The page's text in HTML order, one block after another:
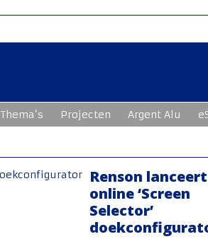
Thema’s Projecten Argent Alu
Renson lanceert
online ‘Screen
Selector’